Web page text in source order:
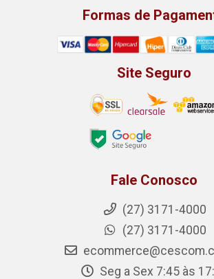
Formas de
Site Seguro
Fale Conosco
(27) 3171-4000
(27) 3171-4000
Seg a Sex 7:45 às